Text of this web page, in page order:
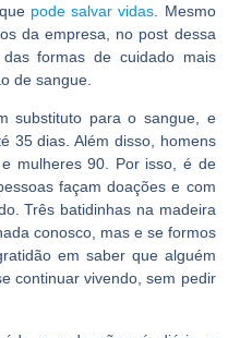
pode salvar vidas . Mesmo
da empresa, no post dessa
formas de cuidado mais
de sangue.
substituto para o sangue, e
35 dias. Além disso, homens
mulheres 90. Por isso, é de
façam doações e com
Três batidinhas na madeira
conosco, mas e se formos
em saber que alguém
continuar vivendo, sem pedir